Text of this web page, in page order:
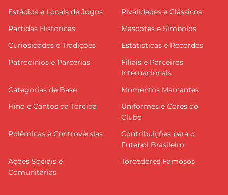
Estádios e Locais de Jogos
Rivalidades e Clássicos
Partidas Históricas
Mascotes e Símbolos
Curiosidades e Tradições
Estatísticas e Recordes
Patrocínios e Parcerias
Filiais e Parceiros
Internacionais
Categorias de Base
Momentos Marcantes
Hino e Cantos da Torcida
Uniformes e Cores do
Clube
Polêmicas e Controvérsias
Contribuições para o
Futebol Brasileiro
Ações Sociais e
Comunitárias
Torcedores Famosos